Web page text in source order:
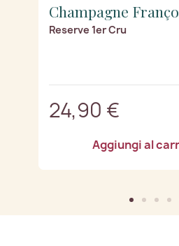
Champagne
Reserve 1er Cru
24,90 €
Aggiungi al